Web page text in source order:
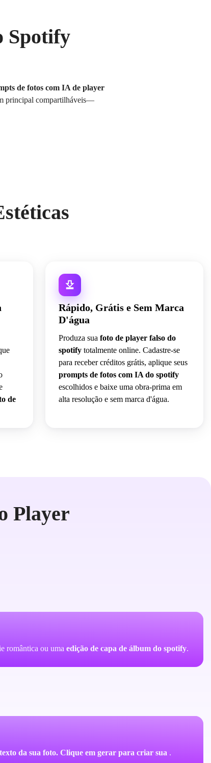
Spotify
de fotos com IA de player
principal compartilháveis—
de
Rápido, Grátis e Sem Marca
D'água
Produza sua foto de player falso do
spotifytotalmente online. Cadastre-se
para receber créditos grátis, aplique seus
prompts de fotos com IA do spotify
escolhidos e baixe uma obra-prima em
alta resolução e sem marca d'água.
Player
romântica ou uma edição de capa de álbum do spotify.
da sua foto. Clique em gerar para criar sua .